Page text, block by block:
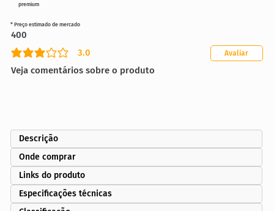
premium
3.0
classificação média é 3 de 5
Veja comentários sobre o produto
Avaliar
* Preço estimado de mercado
400
Descrição
Onde comprar
Links do produto
Especificações técnicas